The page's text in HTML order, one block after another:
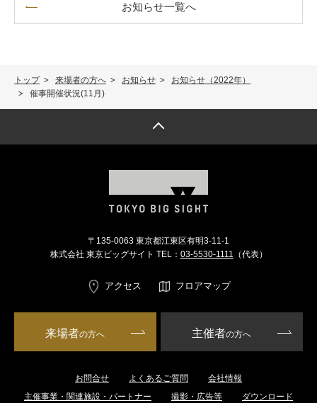
お知らせ一覧へ
トップ 来場者の方へ お知らせ
お知らせ（2022年）
催事開催状況(11月)
〒135-0063 東京都江東区有明3-11-1
株式会社 東京ビッグサイト TEL： 03-5530-1111 （代表）
アクセス フロアマップ
来場者の方へ 主催者の方へ
お問合せ よくあるご質問
会社情報
主催事業・関連施設・パートナー
撮影・広告等 ダウンロード